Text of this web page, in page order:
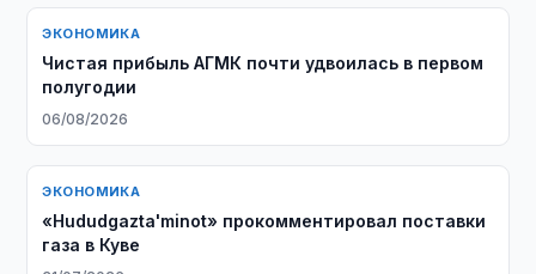
ЭКОНОМИКА
Чистая прибыль АГМК почти удвоилась в первом
полугодии
06/08/2026
ЭКОНОМИКА
«Hududgazta'minot» прокомментировал поставки
газа в Куве